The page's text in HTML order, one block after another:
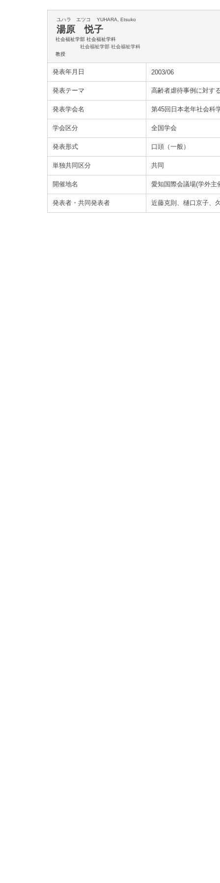
ユハラ エツコ YUHARA, Etsuko
湯原 悦子
社会福祉学部 社会福祉学科
社会福祉学部 社会福祉学科
教授
発表年月日 2003/06
発表テーマ 高齢者虐待事例に対す
発表学会名 第45回日本老年社会科
学会区分 全国学会
発表形式 口頭（一般）
単独共同区分 共同
開催地名 愛知国際会議場(学外主
発表者・共同発表者 近藤克則、樋口京子、